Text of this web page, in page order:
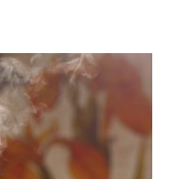
นหอมระเหย
องพ่นอโรม่า
ระบบ